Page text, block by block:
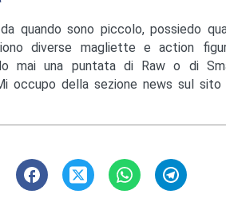
quando sono piccolo, possiedo
diverse magliette e action
mai una puntata di Raw o di
occupo della sezione news sul sito